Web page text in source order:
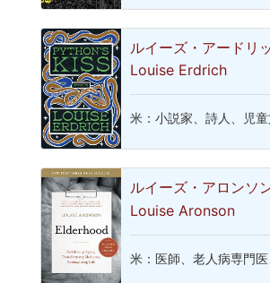
ルイーズ・アードリ
Louise Erdrich
米：小説家、詩人、児
ルイーズ・アロンソ
Louise Aronson
米：医師、老人病専門